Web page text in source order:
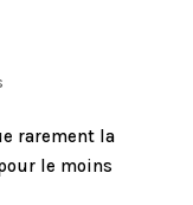
rarement la
le moins